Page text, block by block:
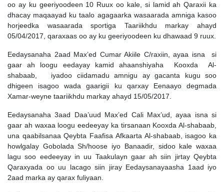
oo ay ku geeriyoodeen 10 Ruux oo kale, si lamid ah Qaraxii ka
dhacay maqaayad ku taalo agagaarka wasaarada amniga kasoo
horjeedka wasaarada sportiga Taariikhdu markay ahayd
05/04/2017, qaraxaas oo ay ku geeriyoodeen ku dhawaad 9 ruux.
Eedaysanaha 2aad Max’ed Cumar Akiile C/raxiin, ayaa isna si
gaar ah loogu eedayay kamid ahaanshiyaha Kooxda Al-
shabaab, iyadoo ciidamadu amnigu ay gacanta kugu soo
dhigeen isagoo wada gaarigii ku qarxay Eenaayo degmada
Xamar-weyne taariikhdu markay ahayd 15/05/2017.
Eedaysanaha 3aad Daa’uud Max’ed Cali Max’ud, ayaa isna si
gaar ah waxaa loogu eedeeyay ka tirsanaan Kooxda Al-shabaab,
una qaabilsanaa Qeybta Faafisa Afkaarta Al-shabaab, isagoo ka
howlgalay Gobolada Sh/hoose iyo Banaadir, sidoo kale waxaa
lagu soo eedeeyay in uu Taakulayn gaar ah siin jirtay Qeybta
Qaraxyada oo uu lacago siin jiray Eedaysanayaasha 1aad iyo
2aad marka ay qarax fuliyaan.